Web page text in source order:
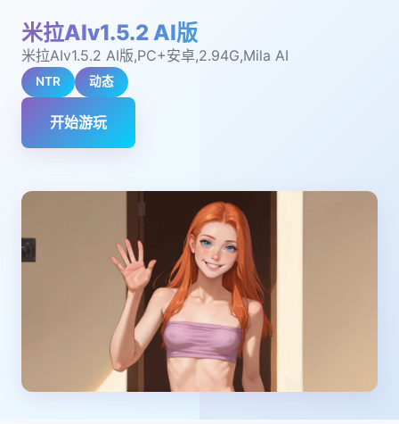
米拉AIv1.5.2 AI版
米拉AIv1.5.2 AI版,PC+安卓,2.94G,Mila AI
NTR 动态
开始游玩